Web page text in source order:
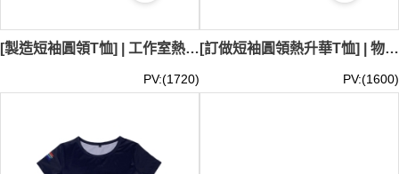
[製造短袖圓領T恤] | 工作室熱升華短袖T恤 | 澳洲 | 熱升華供應商 T1174
PV:(1720)
[訂做短袖圓領熱升華T恤] | 物流運輸熱升華T恤 | 熱升華制服公司 T1173
PV:(1600)